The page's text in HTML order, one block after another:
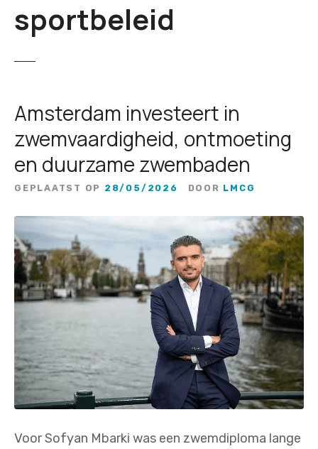
sportbeleid
Amsterdam investeert in
zwemvaardigheid, ontmoeting
en duurzame zwembaden
GEPLAATST OP 28/05/2026 DOOR LMCG
Voor Sofyan Mbarki was een zwemdiploma lange